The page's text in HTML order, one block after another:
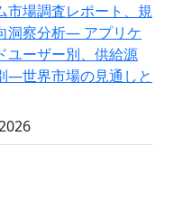
市場調査レポート、規
洞察分析― アプリケ
ユーザー別、供給源
―世界市場の見通しと